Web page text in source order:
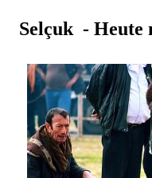
Selçuk - Heute